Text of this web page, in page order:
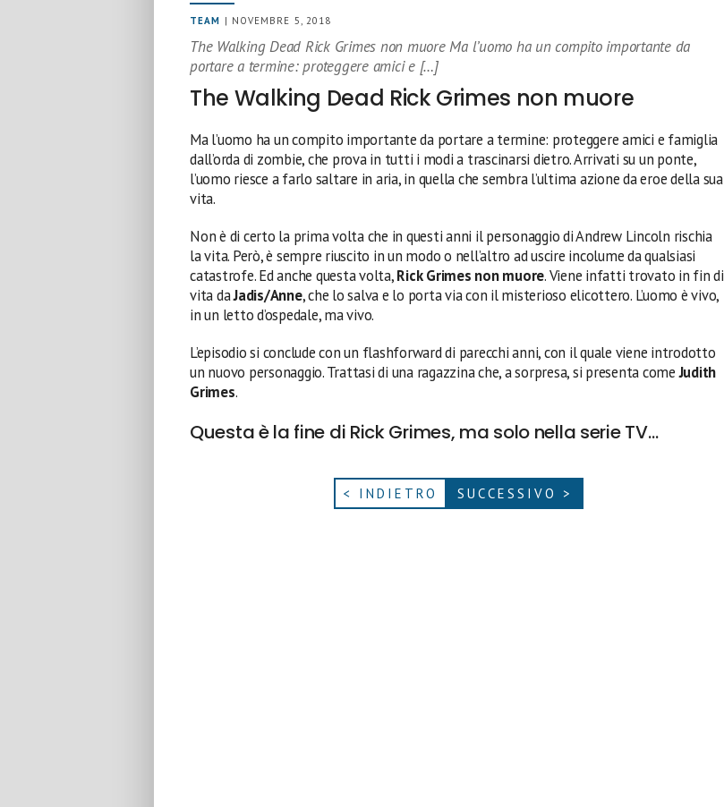
TEAM | NOVEMBRE 5, 2018
The Walking Dead Rick Grimes non muore Ma l’uomo ha un compito importante da
portare a termine: proteggere amici e […]
The Walking Dead Rick Grimes non muore
Ma l’uomo ha un compito importante da portare a termine: proteggere amici e famiglia
dall’orda di zombie, che prova in tutti i modi a trascinarsi dietro. Arrivati su un ponte,
l’uomo riesce a farlo saltare in aria, in quella che sembra l’ultima azione da eroe della sua
vita.
Non è di certo la prima volta che in questi anni il personaggio di Andrew Lincoln rischia
la vita. Però, è sempre riuscito in un modo o nell’altro ad uscire incolume da qualsiasi
catastrofe. Ed anche questa volta,Rick Grimes non muore. Viene infatti trovato in fin di
vita daJadis/Anne, che lo salva e lo porta via con il misterioso elicottero. L’uomo è vivo,
in un letto d’ospedale, ma vivo.
L’episodio si conclude con un flashforward di parecchi anni, con il quale viene introdotto
un nuovo personaggio. Trattasi di una ragazzina che, a sorpresa, si presenta comeJudith
Grimes.
Questa è la fine di Rick Grimes, ma solo nella serie TV…
< INDIETRO SUCCESSIVO >